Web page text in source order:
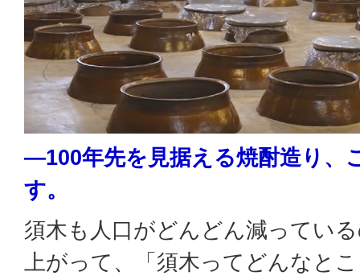
―100年先を見据える焼酎造り、
す。
須木も人口がどんどん減ってい
上がって、「須木ってどんなと